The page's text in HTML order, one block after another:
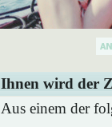
Ihnen wird der
Aus einem der